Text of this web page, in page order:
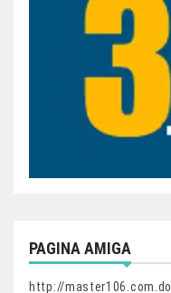
PAGINA AMIGA
http://master106.com.do